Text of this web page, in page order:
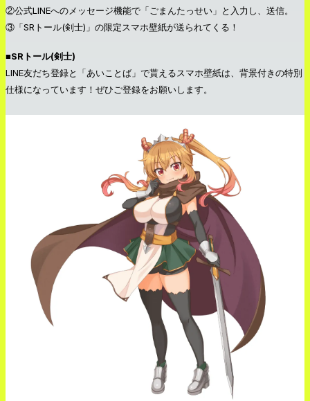
②公式LINEへのメッセージ機能で「ごまんたっせい」と入力し、送信。
③「SRトール(剣士)」の限定スマホ壁紙が送られてくる！
■SRトール(剣士)
LINE友だち登録と「あいことば」で貰えるスマホ壁紙は、背景付きの特別
仕様になっています！ぜひご登録をお願いします。